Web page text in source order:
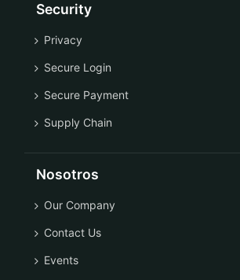
Security
Privacy
Secure Login
Secure Payment
Supply Chain
Nosotros
Our Company
Contact Us
Events